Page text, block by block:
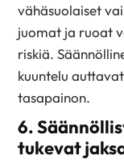
vähäsuolaiset
juomat ja ruoat
riskiä.
kuuntelu
tasapainon.
6.
tukevat